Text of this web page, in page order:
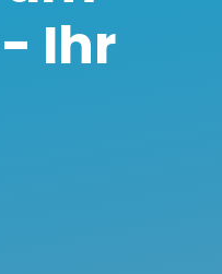
Ihr